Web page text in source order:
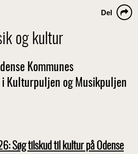
og kultur
Del
Kommunes
Kulturpuljen og Musikpuljen
Søg tilskud til kultur på Odense